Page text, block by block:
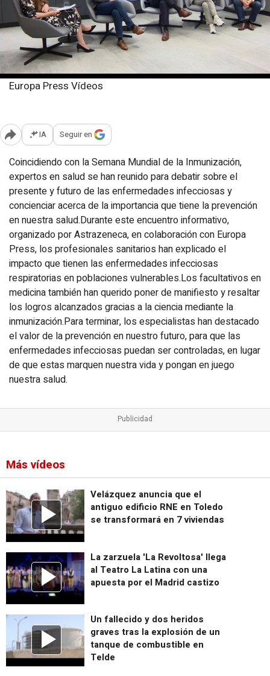
Europa Press Vídeos
Abrir opciones para compartir
IA Seguir en
Coincidiendo con la Semana Mundial de la Inmunización,
expertos en salud se han reunido para debatir sobre el
presente y futuro de las enfermedades infecciosas y
concienciar acerca de la importancia que tiene la prevención
en nuestra salud.Durante este encuentro informativo,
organizado por Astrazeneca, en colaboración con Europa
Press, los profesionales sanitarios han explicado el
impacto que tienen las enfermedades infecciosas
respiratorias en poblaciones vulnerables.Los facultativos en
medicina también han querido poner de manifiesto y resaltar
los logros alcanzados gracias a la ciencia mediante la
inmunización.Para terminar, los especialistas han destacado
el valor de la prevención en nuestro futuro, para que las
enfermedades infecciosas puedan ser controladas, en lugar
de que estas marquen nuestra vida y pongan en juego
nuestra salud.
Más vídeos
Velázquez anuncia que el
antiguo edificio RNE en Toledo
se transformará en 7 viviendas
La zarzuela 'La Revoltosa' llega
al Teatro La Latina con una
apuesta por el Madrid castizo
Un fallecido y dos heridos
graves tras la explosión de un
tanque de combustible en
Telde